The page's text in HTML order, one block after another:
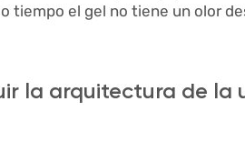
tiempo el gel no tiene un olor
la arquitectura de la